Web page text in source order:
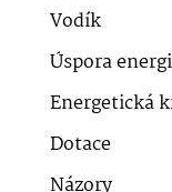
Vodík
Úspora
Energetická
Dotace